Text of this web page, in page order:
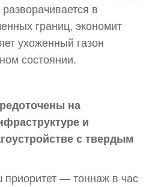
в
границ, экономит
ухоженный газон
состоянии.
на
и
с твердым
приоритет — тоннаж в час